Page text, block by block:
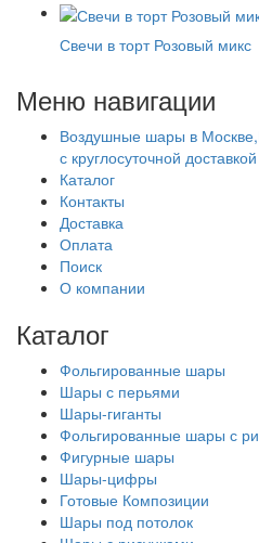
Свечи в торт Розовый микс
Меню навигации
Воздушные шары в
с круглосуточной
Каталог
Контакты
Доставка
Оплата
Поиск
О компании
Каталог
Фольгированные шары
Шары с перьями
Шары-гиганты
Фольгированные шары с
Фигурные шары
Шары-цифры
Готовые Композиции
Шары под потолок